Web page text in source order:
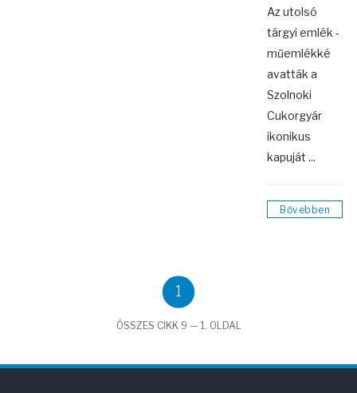
Az utolsó
tárgyi emlék -
műemlékké
avatták a
Szolnoki
Cukorgyár
ikonikus
kapuját ...
Bővebben
1
ÖSSZES CIKK 9 — 1. OLDAL